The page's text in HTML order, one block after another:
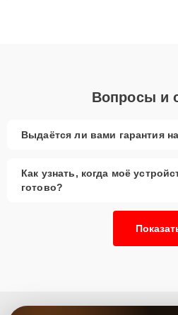
Вопросы и
Выдаётся ли вами гарантия
Как узнать, когда моё
готово?